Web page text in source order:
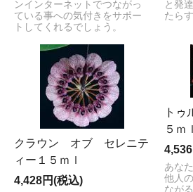
ンインターネットでつながっ
ている事への気付きをサポー
トしてくれるでしょう。
と発
たら
クラウン オブ セレニテ
ィー１５ｍｌ
4,428円(税込)
ト
５
あな
他人
なが